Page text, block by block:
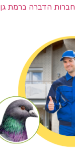
חברות הדברה ברמת גן